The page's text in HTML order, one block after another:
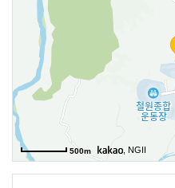
500m , NGII